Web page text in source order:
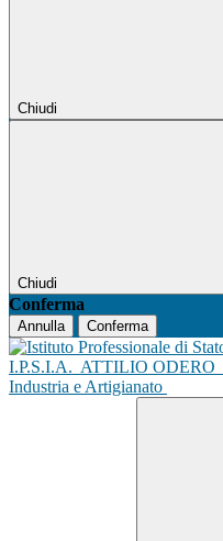
Chiudi
Chiudi
Conferma
Annulla Conferma
I.P.S.I.A. ATTILIO ODERO
Industria e Artigianato